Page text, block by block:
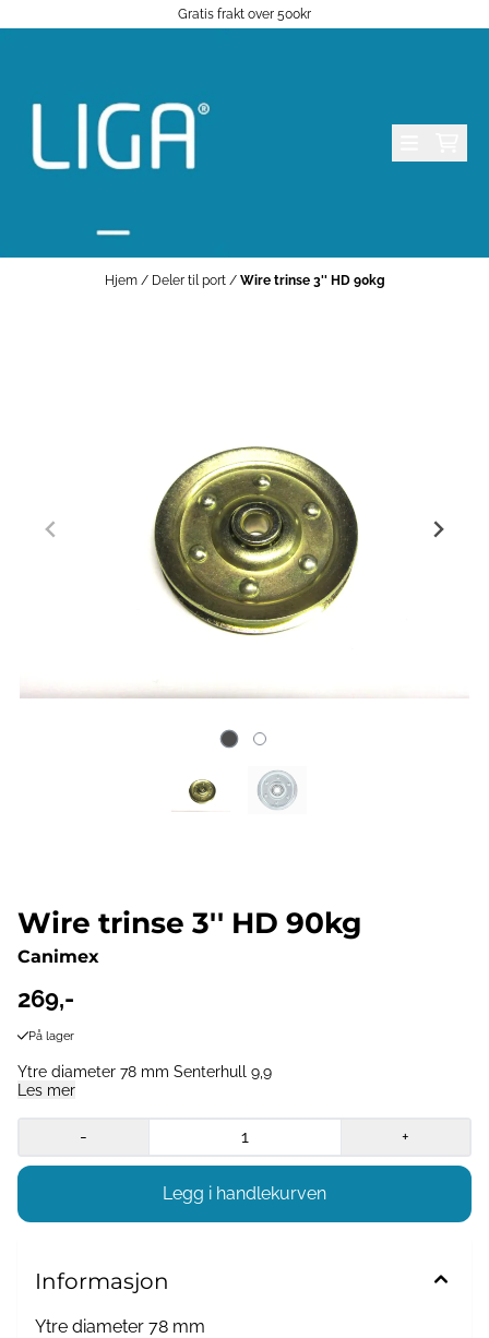
Gratis frakt over 500kr
Hjem / Deler til port / Wire trinse 3'' HD 90kg
Wire trinse 3'' HD 90kg
Canimex
269,-
På lager
Ytre diameter 78 mm Senterhull 9,9
Les mer
- +
Informasjon
Ytre diameter 78 mm